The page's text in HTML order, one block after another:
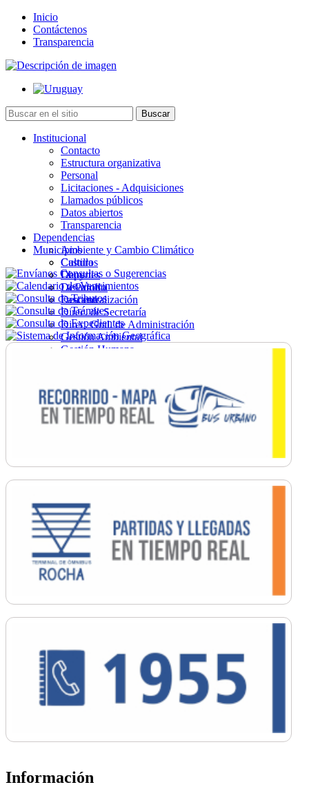
Inicio
Contáctenos
Transparencia
Institucional
Contacto
Estructura organizativa
Personal
Licitaciones - Adquisiciones
Llamados públicos
Datos abiertos
Transparencia
Dependencias
Ambiente y Cambio Climático
Cultura
Deportes
Desarrollo
Descentralización
Direc. de Secretaría
Direc. Gral. de Administración
Gestión Ambiental
Gestión Humana
Ordenamiento
Promoción Social
Salud
Secretaría General
Municipios
Castillos
Chuy
La Paloma
Lascano
Información